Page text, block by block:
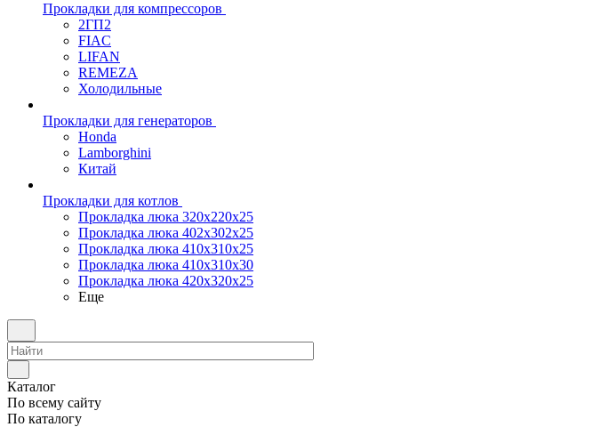
Прокладки для компрессоров
2ГП2
FIAC
LIFAN
REMEZA
Холодильные
Прокладки для генераторов
Honda
Lamborghini
Китай
Прокладки для котлов
Прокладка люка 320x220x25
Прокладка люка 402x302x25
Прокладка люка 410x310x25
Прокладка люка 410х310х30
Прокладка люка 420x320x25
Еще
Каталог
По всему сайту
По каталогу